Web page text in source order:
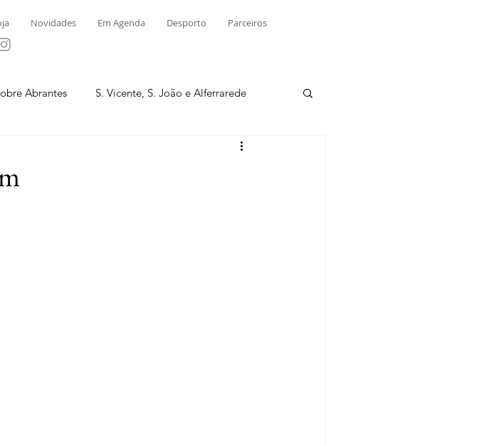
Novidades Em Agenda Desporto Parceiros
Abrantes S. Vicente, S. João e Alferrarede